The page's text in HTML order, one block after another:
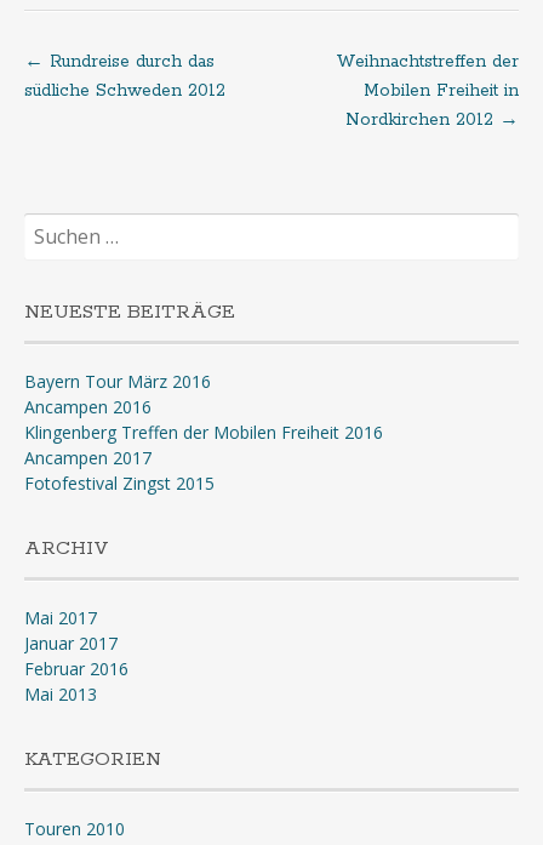
Post
← Rundreise durch das
südliche Schweden 2012
Weihnachtstreffen der
Mobilen Freiheit in
Nordkirchen 2012 →
nach:
NEUESTE BEITRÄGE
Bayern Tour März 2016
Ancampen 2016
Klingenberg Treffen der Mobilen Freiheit 2016
Ancampen 2017
Fotofestival Zingst 2015
ARCHIV
Mai 2017
Januar 2017
Februar 2016
Mai 2013
KATEGORIEN
Touren 2010